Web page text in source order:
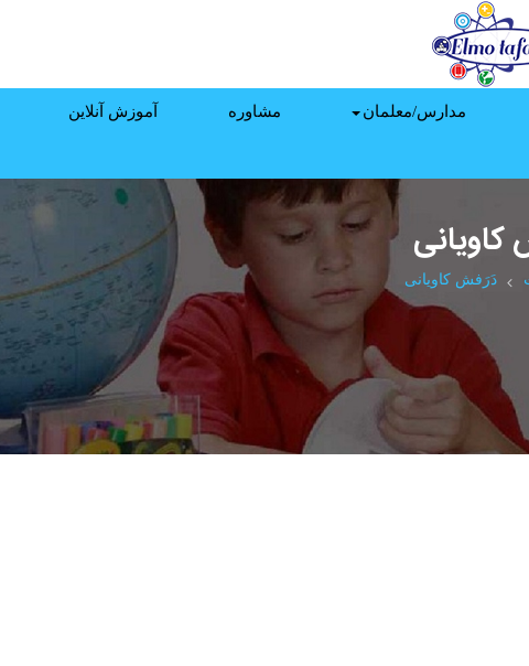
مدارس/معلمان مشاوره آموزش آنلاین
دَرَفش کاویانی